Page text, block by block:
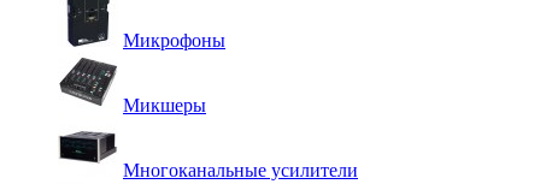
Микрофоны
Микшеры
Многоканальные усилители